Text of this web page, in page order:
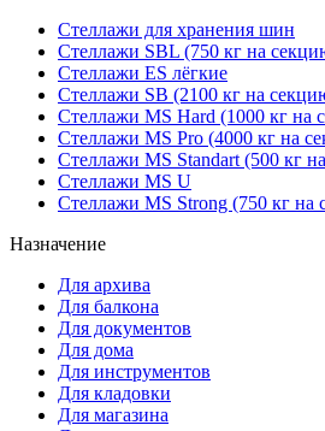
Стеллажи для хранения шин
Стеллажи SBL (750 кг на
Стеллажи ES лёгкие
Стеллажи SB (2100 кг на
Стеллажи MS Hard (1000 кг на
Стеллажи MS Pro (4000 кг на
Стеллажи MS Standart (500 кг
Стеллажи MS U
Стеллажи MS Strong (750 кг на
Назначение
Для архива
Для балкона
Для документов
Для дома
Для инструментов
Для кладовки
Для магазина